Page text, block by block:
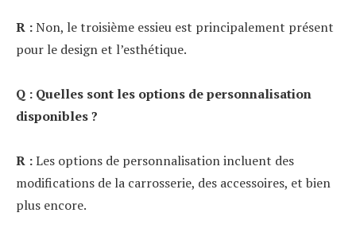
R :Non, le troisième essieu est principalement présent
pour le design et l’esthétique.
Q : Quelles sont les options de personnalisation
disponibles ?
R :Les options de personnalisation incluent des
modifications de la carrosserie, des accessoires, et bien
plus encore.